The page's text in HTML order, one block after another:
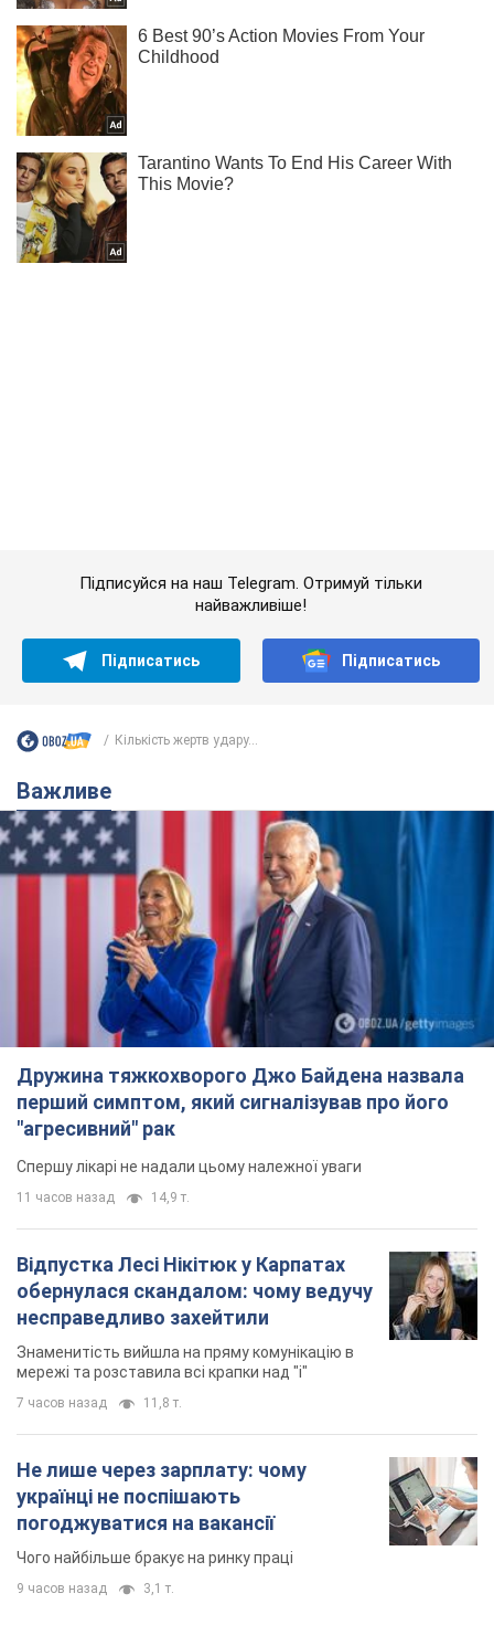
Дружина тяжкохворого Джо Байдена назвала
перший симптом, який сигналізував про його
"агресивний" рак
Спершу лікарі не надали цьому належної уваги
14,9 т.
Відпустка Лесі Нікітюк у Карпатах
обернулася скандалом: чому ведучу
несправедливо захейтили
Знаменитість вийшла на пряму комунікацію в
мережі та розставила всі крапки над "і"
7 часов назад 11,8 т.
Не лише через зарплату: чому
українці не поспішають
погоджуватися на вакансії
Чого найбільше бракує на ринку праці
9 часов назад 3,1 т.